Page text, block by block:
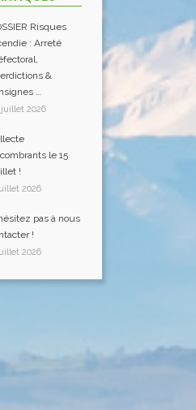
Risques
: Arreté
&
…
juillet 2026
le 15
!
2026
pas à nous
!
2026